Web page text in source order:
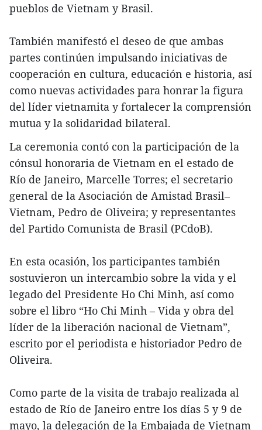
pueblos de Vietnam y Brasil.
También manifestó el deseo de que ambas
partes continúen impulsando iniciativas de
cooperación en cultura, educación e historia, así
como nuevas actividades para honrar la figura
del líder vietnamita y fortalecer la comprensión
mutua y la solidaridad bilateral.
La ceremonia contó con la participación de la
cónsul honoraria de Vietnam en el estado de
Río de Janeiro, Marcelle Torres; el secretario
general de la Asociación de Amistad Brasil–
Vietnam, Pedro de Oliveira; y representantes
del Partido Comunista de Brasil (PCdoB).
En esta ocasión, los participantes también
sostuvieron un intercambio sobre la vida y el
legado del Presidente Ho Chi Minh, así como
sobre el libro “Ho Chi Minh – Vida y obra del
líder de la liberación nacional de Vietnam”,
escrito por el periodista e historiador Pedro de
Oliveira.
Como parte de la visita de trabajo realizada al
estado de Río de Janeiro entre los días 5 y 9 de
mayo, la delegación de la Embajada de Vietnam